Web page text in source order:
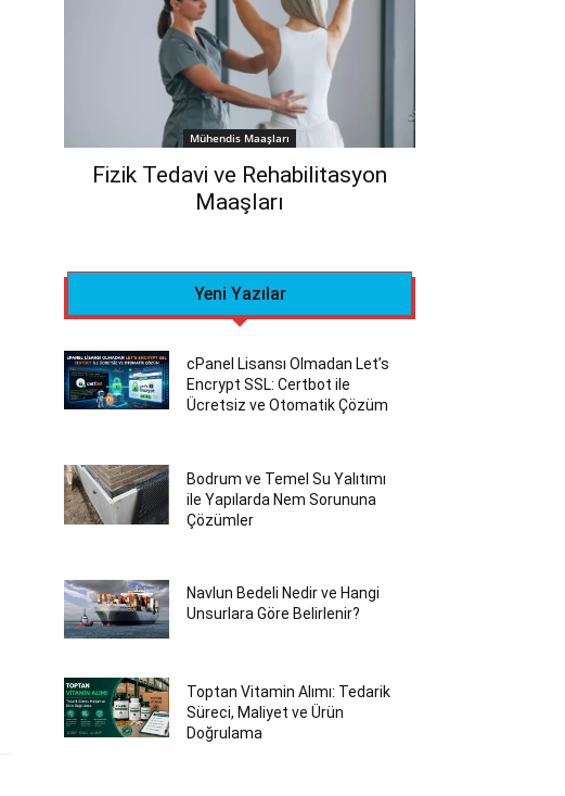
Mühendis Maaşları
Fizik Tedavi ve Rehabilitasyon
Maaşları
Yeni Yazılar
cPanel Lisansı Olmadan Let’s
Encrypt SSL: Certbot ile
Ücretsiz ve Otomatik Çözüm
Bodrum ve Temel Su Yalıtımı
ile Yapılarda Nem Sorununa
Çözümler
Navlun Bedeli Nedir ve Hangi
Unsurlara Göre Belirlenir?
Toptan Vitamin Alımı: Tedarik
Süreci, Maliyet ve Ürün
Doğrulama